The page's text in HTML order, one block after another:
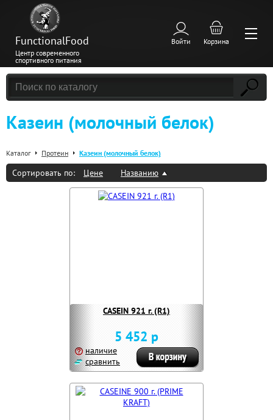
FunctionalFood
Центр современного
спортивного питания
Войти Корзина
Казеин (молочный белок)
Каталог Протеин Казеин (молочный белок)
Сортировать по: Цене Названию
CASEIN 921 г. (R1)
5 452 р
наличие
сравнить